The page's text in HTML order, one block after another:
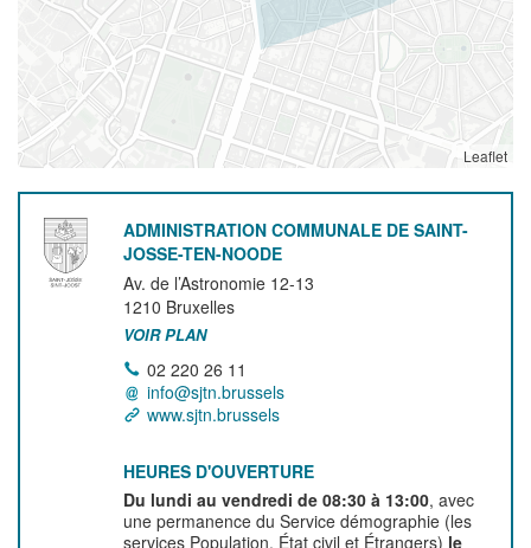
Leaflet
ADMINISTRATION COMMUNALE DE SAINT-
JOSSE-TEN-NOODE
Av. de l’Astronomie 12-13
1210 Bruxelles
VOIR PLAN
02 220 26 11
info@sjtn.brussels
www.sjtn.brussels
HEURES D'OUVERTURE
Du lundi au vendredi de 08:30 à 13:00, avec
une permanence du Service démographie (les
services Population, État civil et Étrangers) le